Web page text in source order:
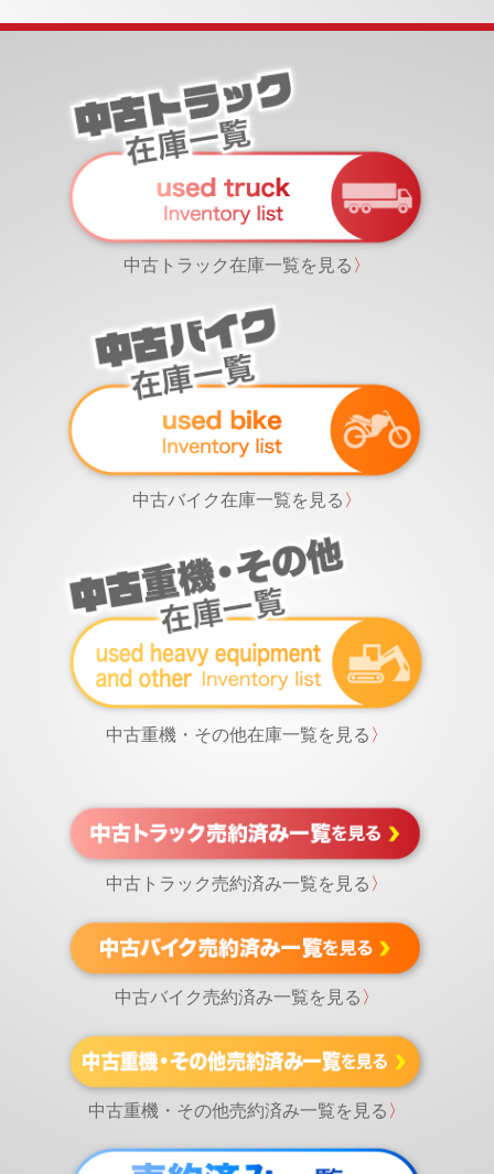
中古トラック在庫一覧を見る 〉
中古バイク在庫一覧を見る 〉
中古重機・その他在庫一覧を見る 〉
中古トラック売約済み一覧を見る 〉
中古バイク売約済み一覧を見る 〉
中古重機・その他売約済み一覧を見る 〉